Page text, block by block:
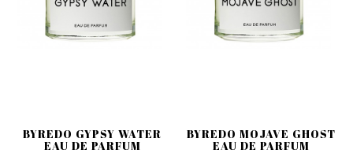
BYREDO GYPSY WATER
EAU DE PARFUM
BYREDO MOJAVE GHOST
EAU DE PARFUM